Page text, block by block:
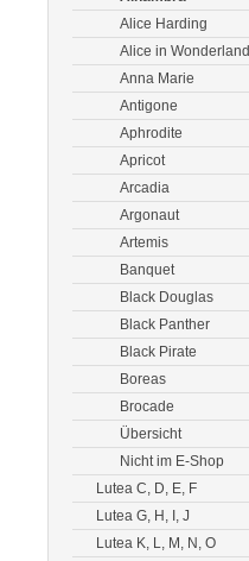
Alice Harding
Alice in Wonderland
Anna Marie
Antigone
Aphrodite
Apricot
Arcadia
Argonaut
Artemis
Banquet
Black Douglas
Black Panther
Black Pirate
Boreas
Brocade
Übersicht
Nicht im E-Shop
Lutea C, D, E, F
Lutea G, H, I, J
Lutea K, L, M, N, O